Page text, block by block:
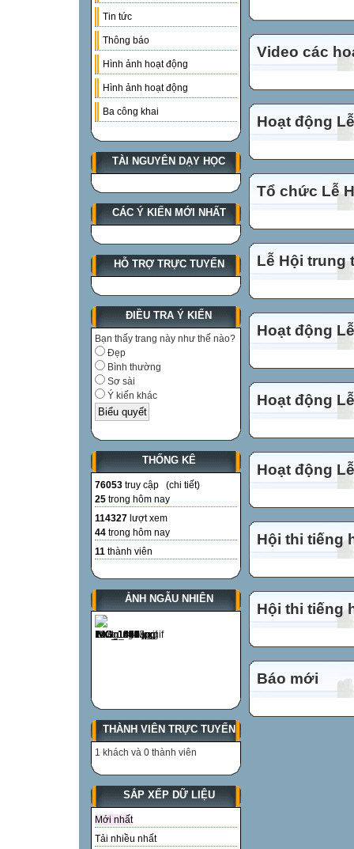
Tin tức
Thông báo
Hình ảnh hoạt động
Hình ảnh hoạt động
Ba công khai
TÀI NGUYÊN DẠY HỌC
CÁC Ý KIẾN MỚI NHẤT
HỖ TRỢ TRỰC TUYẾN
ĐIỀU TRA Ý KIẾN
Bạn thấy trang này như thế nào?
Đẹp
Bình thường
Sơ sài
Ý kiến khác
THỐNG KÊ
76053 truy cập (chi tiết)
25 trong hôm nay
114327 lượt xem
44 trong hôm nay
11 thành viên
ẢNH NGẪU NHIÊN
THÀNH VIÊN TRỰC TUYẾN
1 khách và 0 thành viên
SẮP XẾP DỮ LIỆU
Mới nhất
Tải nhiều nhất
Video các
Hoạt động
Tổ chức Lễ
Lễ Hội trung
Hoạt động
Hoạt động
Hoạt động
Hội thi tiếng
Hội thi tiếng
Báo mới